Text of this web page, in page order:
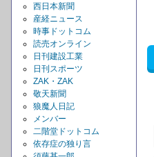
西日本新聞
産経ニュース
時事ドットコム
読売オンライン
日刊建設工業
日刊スポーツ
ZAK・ZAK
敬天新聞
狼魔人日記
メンバー
二階堂ドットコム
依存症の独り言